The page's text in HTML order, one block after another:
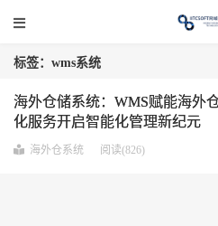
标签：wms系统
海外仓储系统：WMS赋能海外
化服务开启智能化管理新纪元
海外仓系统 阅读(826)